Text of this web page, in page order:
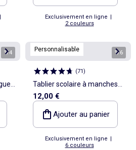
|
Exclusivement en ligne |
2 couleurs
1/4 Personnalisable 1/6
(71)
Tablier scolaire à manches
longues
12,00 €
Ajouter au panier
Exclusivement en ligne |
6 couleurs